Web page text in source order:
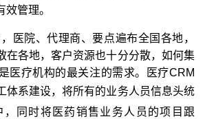
管理。
医院、代理商、要点遍布全国各地，
在各地，客户资源也十分分散，如何集
医疗机构的最关注的需求。医疗CRM
体系建设，将所有的业务人员信息头统
，同时将 医药销售业务人员的项目跟